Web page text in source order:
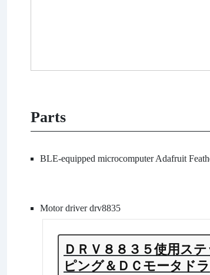
Parts
BLE-equipped microcomputer Adafruit
Motor driver drv8835
ＤＲＶ８８３５使用ステ
ピング＆ＤＣモータド